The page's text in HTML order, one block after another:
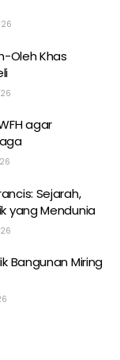
Oleh Khas
agar
Sejarah,
yang Mendunia
Bangunan Miring